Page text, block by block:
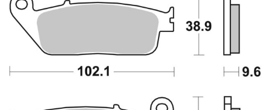
PASTILLAS
DE
FRENO
SERVICIOS